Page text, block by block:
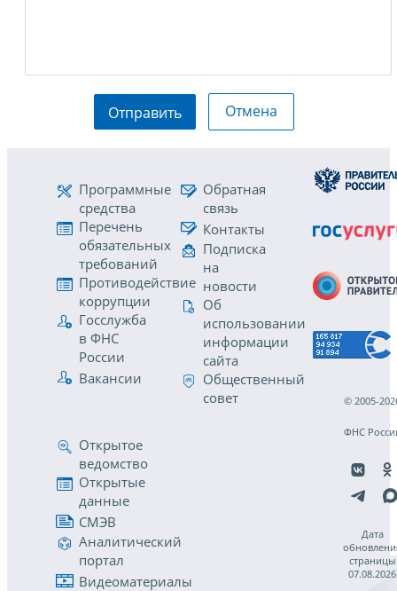
Отправить Отмена
Программные
средства
Перечень
обязательных
требований
Противодействие
коррупции
Госслужба
в ФНС
России
Вакансии
Обратная
связь
Контакты
Подписка
на
новости
Об
использовании
информации
сайта
Общественный
совет
Открытое
ведомство
Открытые
данные
СМЭВ
Аналитический
портал
Видеоматериалы
© 2005-
ФНС
Дата
страницы
07.08.2026